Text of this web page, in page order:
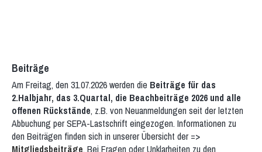
Beiträge
Am Freitag, den 31.07.2026 werden die Beiträge für das
2.Halbjahr, das 3.Quartal, die Beachbeiträge 2026 und alle
offenen Rückstände, z.B. von Neuanmeldungen seit der letzten
Abbuchung per SEPA-Lastschrift eingezogen. Informationen zu
den Beiträgen finden sich in unserer Übersicht der =>
Mitgliedsbeiträge. Bei Fragen oder Unklarheiten zu den